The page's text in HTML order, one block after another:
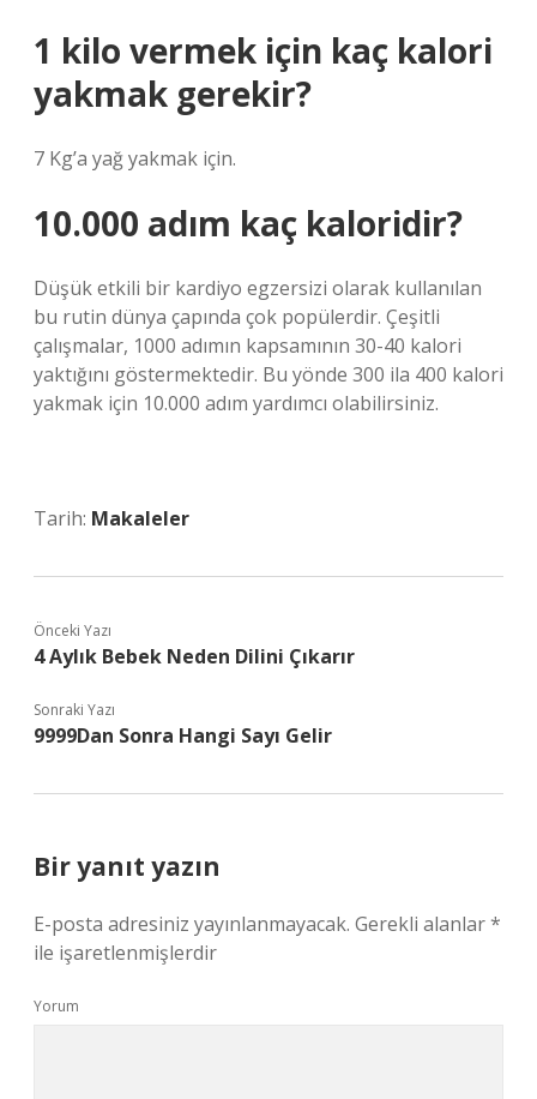
1 kilo vermek için kaç kalori
yakmak gerekir?
7 Kg’a yağ yakmak için.
10.000 adım kaç kaloridir?
Düşük etkili bir kardiyo egzersizi olarak kullanılan
bu rutin dünya çapında çok popülerdir. Çeşitli
çalışmalar, 1000 adımın kapsamının 30-40 kalori
yaktığını göstermektedir. Bu yönde 300 ila 400 kalori
yakmak için 10.000 adım yardımcı olabilirsiniz.
Tarih: Makaleler
Önceki Yazı
4 Aylık Bebek Neden Dilini Çıkarır
Sonraki Yazı
9999Dan Sonra Hangi Sayı Gelir
Bir yanıt yazın
E-posta adresiniz yayınlanmayacak. Gerekli alanlar*
ile işaretlenmişlerdir
Yorum